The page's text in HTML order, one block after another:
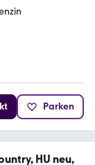
Parken
HU neu,